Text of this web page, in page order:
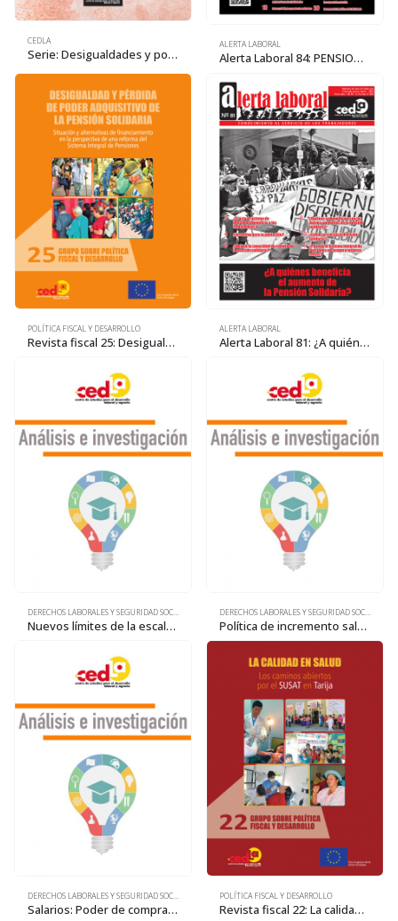
CEDLA
Serie: Desigualdades y pobreza multidimensional. Medición de la pobreza multidimensional Bolivia 2017
ALERTA LABORAL
Alerta Laboral 84: PENSIONES: revertir su privatización, un desafío
POLÍTICA FISCAL Y DESARROLLO
Revista fiscal 25: Desigualdad y pérdida de poder adquisitivo de la Pensión Solidaria
ALERTA LABORAL
Alerta Laboral 81: ¿A quiénes beneficia el aumento de la Pensión Solidaria?
DERECHOS LABORALES Y SEGURIDAD SOCIAL
Nuevos límites de la escala solidaria. Variaciones del poder de compra de la Pensión Solidaria de Vejez
DERECHOS LABORALES Y SEGURIDAD SOCIAL
Política de incremento salarial y costo de vida
DERECHOS LABORALES Y SEGURIDAD SOCIAL
Salarios: Poder de compra en retroceso
POLÍTICA FISCAL Y DESARROLLO
Revista fiscal 22: La calidad en salud. Los caminos abiertos por el SUSAT en Tarija